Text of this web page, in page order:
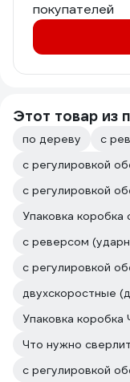
покупателей
Этот товар из
по дереву
с
с регулировкой
с регулировкой
Упаковка коробка
с реверсом
с регулировкой
двухскоростные